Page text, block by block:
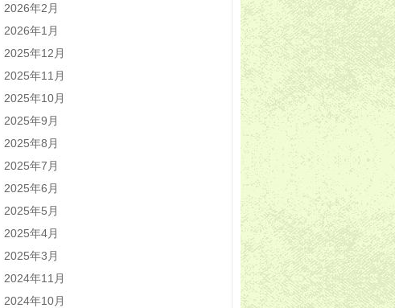
2026年2月
2026年1月
2025年12月
2025年11月
2025年10月
2025年9月
2025年8月
2025年7月
2025年6月
2025年5月
2025年4月
2025年3月
2024年11月
2024年10月